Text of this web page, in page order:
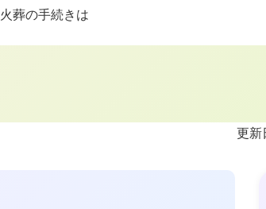
火葬の手続きは
更新